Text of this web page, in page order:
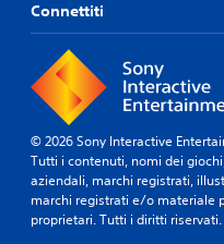
Connettiti
© 2026 Sony Interactive
Tutti i contenuti, nomi dei
aziendali, marchi registrati,
marchi registrati e/o materiale
proprietari. Tutti i diritti riservati.